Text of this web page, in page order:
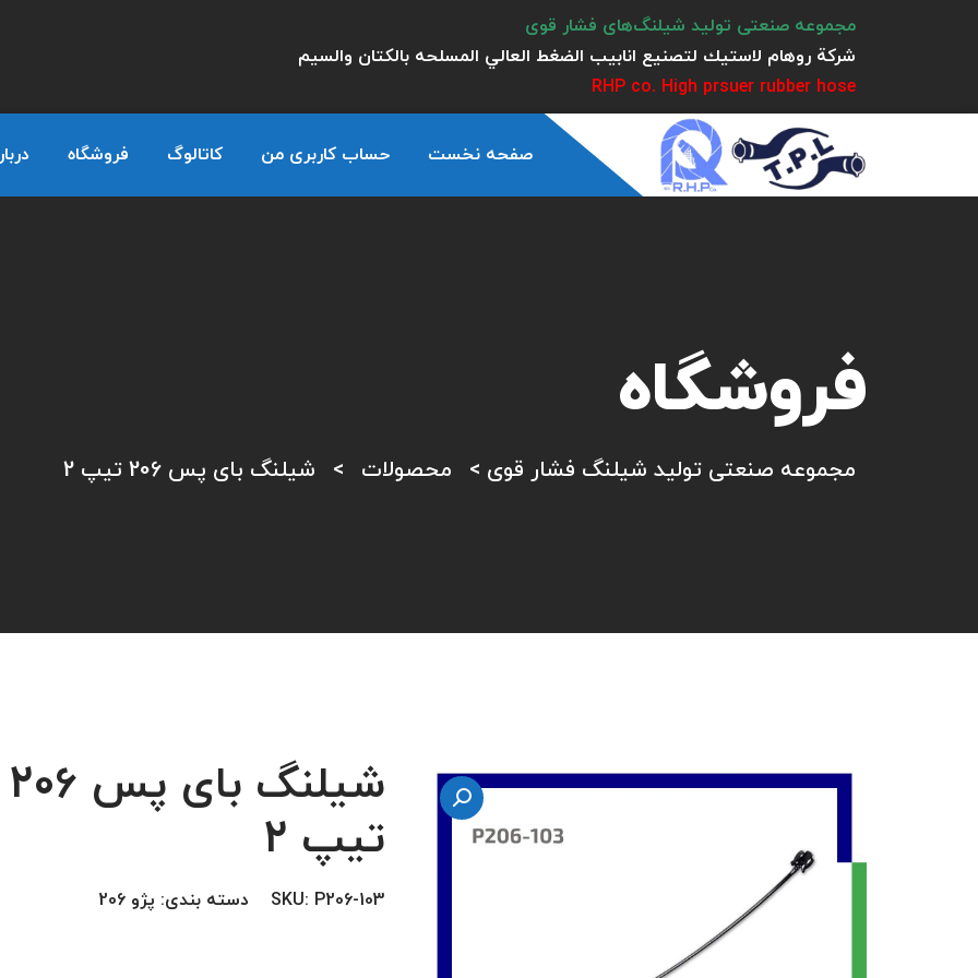
مجموعه صنعتی تولید شیلنگ‌های فشار قوی
شركة روهام لاستيك لتصنيع انابيب الضغط العالي المسلحه بالكتان والسيم
RHP co. High prsuer rubber hose
صفحه نخست حساب کاربری من کاتالوگ فروشگاه
فروشگاه
مجموعه صنعتی تولید شیلنگ فشار قوی > محصولات > شیلنگ بای پس 206 تیپ 2
شیلنگ بای پس 206
تیپ 2
SKU: P206-103 دسته بندی: پژو 206